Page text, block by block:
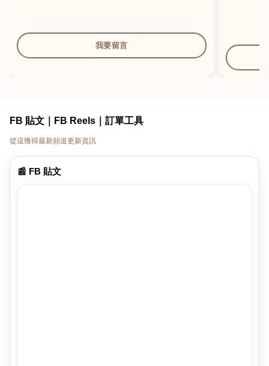
我要留言
FB 貼文｜FB Reels｜訂單工具
從這獲得最新頻道更新資訊
📰 FB 貼文